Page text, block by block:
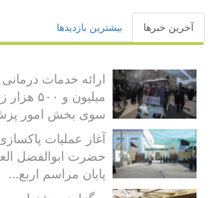
آخرین خبرها بیشترین بازدیدها
میلیون و
سوی بخش امور
آغاز عملیات
حضرت ابوالفضل
پایان مراسم اربع...